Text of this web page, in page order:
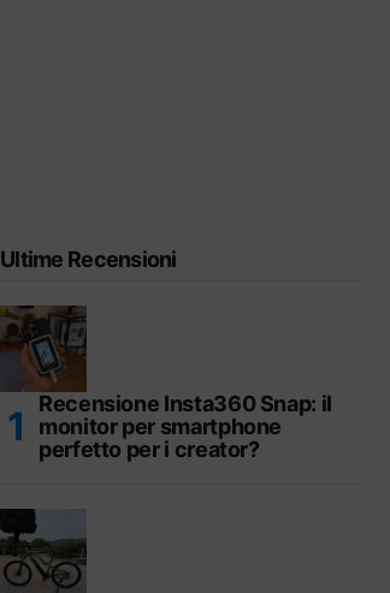
Ultime Recensioni
Recensione Insta360 Snap: il
monitor per smartphone
perfetto per i creator?